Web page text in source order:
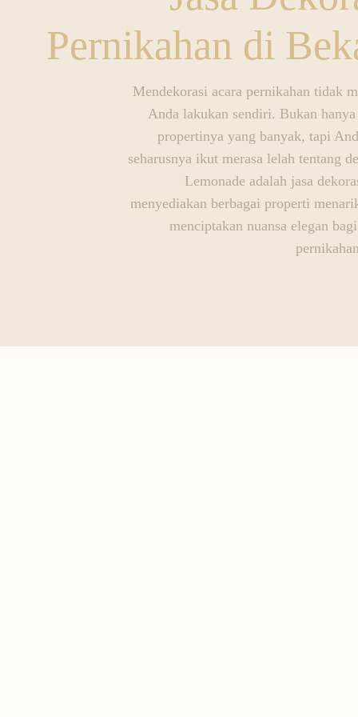
Pernikahan di
Mendekorasi acara pernikahan tidak
Anda lakukan sendiri. Bukan hanya
propertinya yang banyak, tapi
seharusnya ikut merasa lelah tentang
Lemonade adalah jasa
menyediakan berbagai properti
menciptakan nuansa elegan